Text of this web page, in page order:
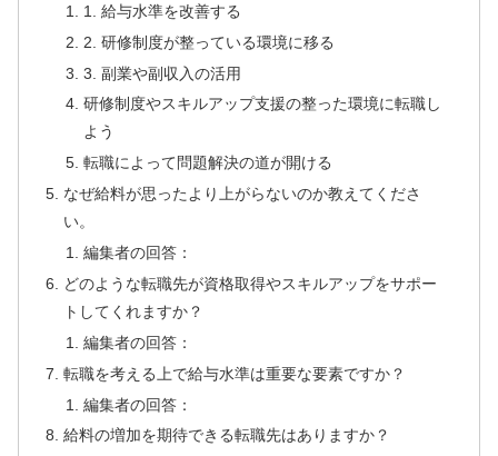
1. 給与水準を改善する
2. 研修制度が整っている環境に移る
3. 副業や副収入の活用
研修制度やスキルアップ支援の整った環境に転職し
よう
転職によって問題解決の道が開ける
なぜ給料が思ったより上がらないのか教えてくださ
い。
編集者の回答：
どのような転職先が資格取得やスキルアップをサポー
トしてくれますか？
編集者の回答：
転職を考える上で給与水準は重要な要素ですか？
編集者の回答：
給料の増加を期待できる転職先はありますか？